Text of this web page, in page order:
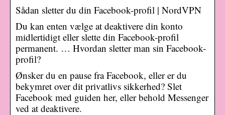
Sådan sletter du din Facebook-profil | NordVPN
Du kan enten vælge at deaktivere din konto
midlertidigt eller slette din Facebook-profil
permanent. … Hvordan sletter man sin Facebook-
profil?
Ønsker du en pause fra Facebook, eller er du
bekymret over dit privatlivs sikkerhed? Slet
Facebook med guiden her, eller behold Messenger
ved at deaktivere.